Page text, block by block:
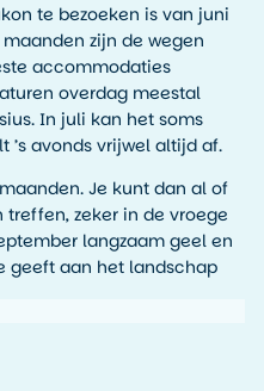
te bezoeken is van juni
zijn de wegen
accommodaties
overdag meestal
In juli kan het soms
’s avonds vrijwel altijd af.
Je kunt dan al of
zeker in de vroege
langzaam geel en
geeft aan het landschap
min 20 graden Celsius of